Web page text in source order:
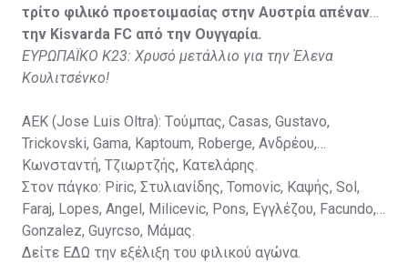
Vida, Otvos, Lucas, Camas, Mesanovic.
τρίτο φιλικό προετοιμασίας στην Αυστρία απέναντι
την Kisvarda FC από την Ουγγαρία.
ΕΥΡΩΠΑΪΚΟ Κ23: Χρυσό μετάλλιο για την Έλενα
Κουλιτσένκο!
ΑΕΚ (Jose Luis Oltra): Tούμπας, Casas, Gustavo,
Trickovski, Gama, Κaptoum, Roberge, Aνδρέου,
Κωνσταντή, Τζιωρτζής, Κατελάρης.
Στον πάγκο: Piric, Στυλιανίδης, Tomovic, Καψής, Sol,
Faraj, Lopes, Angel, Milicevic, Pons, Εγγλέζου, Facundo,
Gonzalez, Guyrcso, Μάμας.
Δείτε ΕΔΩ την εξέλιξη του φιλικού αγώνα.